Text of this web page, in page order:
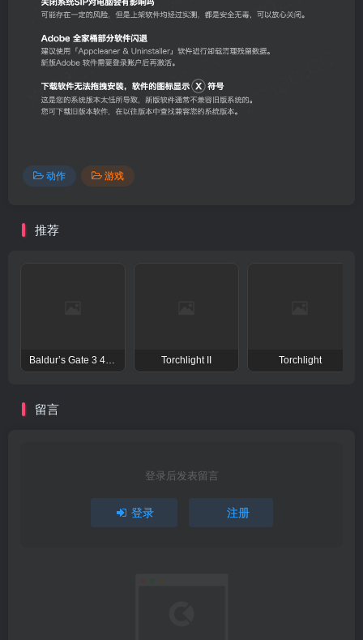
动作 游戏
推荐
Baldur’s Gate 3 4.1.1 博德之门3 for Mac Torchlight II Torchlight
留言
登录后发表留言
登录 注册